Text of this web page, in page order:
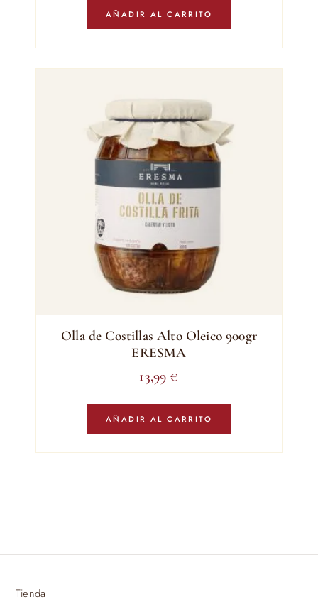
AÑADIR AL CARRITO
Olla de Costillas Alto Oleico 900gr
ERESMA
13,99 €
AÑADIR AL CARRITO
Tienda